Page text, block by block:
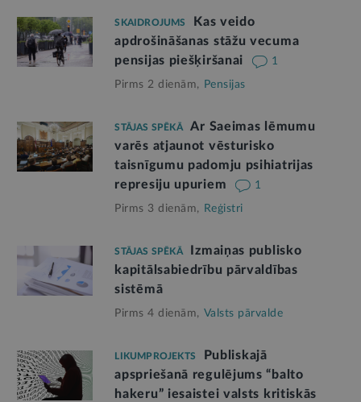
SKAIDROJUMS
Kas veido
apdrošināšanas stāžu vecuma
pensijas piešķiršanai
1
Pirms 2 dienām, Pensijas
STĀJAS SPĒKĀ
Ar Saeimas lēmumu
varēs atjaunot vēsturisko
taisnīgumu padomju psihiatrijas
represiju upuriem
1
Pirms 3 dienām, Reģistri
STĀJAS SPĒKĀ
Izmaiņas publisko
kapitālsabiedrību pārvaldības
sistēmā
Pirms 4 dienām, Valsts pārvalde
LIKUMPROJEKTS
Publiskajā
apspriešanā regulējums “balto
hakeru” iesaistei valsts kritiskās